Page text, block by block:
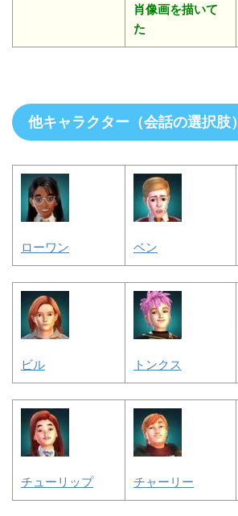
肖像画を描いて
た
他キャラクター（会話の選択肢）
ローワン ベン
ビル トンクス
チューリップ チャーリー